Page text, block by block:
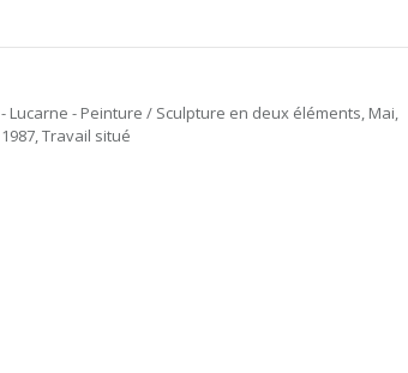
- Lucarne - Peinture / Sculpture en deux éléments, Mai,
1987, Travail situé